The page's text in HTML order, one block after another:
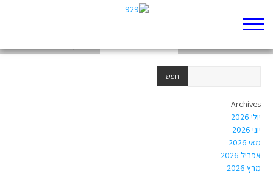
כל מה שאני צריך זה אהבה – מאת רחל לופטג
Archives
יולי 2026
יוני 2026
מאי 2026
אפריל 2026
מרץ 2026